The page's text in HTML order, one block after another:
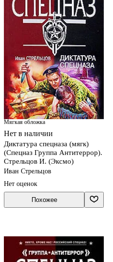
Мягкая обложка
Нет в наличии
Диктатура спецназа (мягк)
(Спецназ Группа Антитеррор).
Стрельцов И. (Эксмо)
Иван Стрельцов
Нет оценок
Похожее